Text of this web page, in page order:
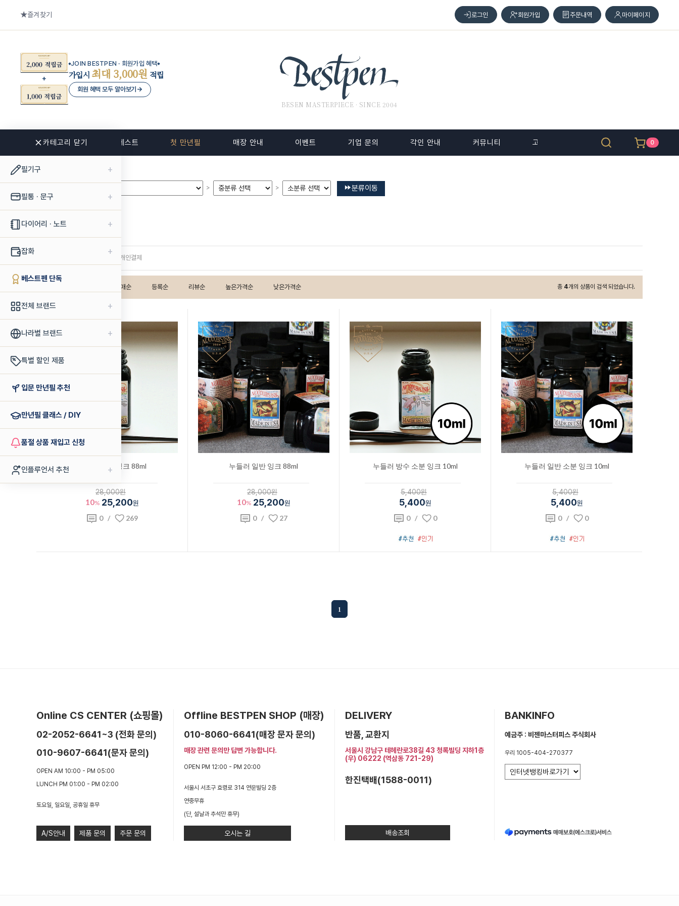
즐겨찾기
JOIN BESTPEN · 회원가입 혜택
가입시 최대 3,000원 적립
회원 혜택 모두 알아보기 →
로그인 회원가입 주문내역 마이페이지
BESEN MASTERPIECE · SINCE 2004
카테고리 닫기
필기구 +
필통 · 문구 +
다이어리 · 노트 +
잡화 +
베스트펜 단독
전체 브랜드 +
나라별 브랜드 +
특별 할인 제품
입문 만년필 추천
만년필 클래스 / DIY
품절 상품 재입고 신청
인플루언서 추천 +
신상품 베스트 첫 만년필 매장 안내 이벤트 기업 문의 각인 안내 커뮤니티 고객 센터 0
> > 분류이동
누들러
· 개인결제
총 4개의 상품이 검색 되었습니다.
판매순 등록순 리뷰순 높은가격순 낮은가격순
누들러 방수 잉크 88ml
28,000원
10% 25,200원
0/ 269
누들러 일반 잉크 88ml
28,000원
10% 25,200원
0/ 27
누들러 방수 소분 잉크 10ml
5,400원
5,400원
0/ 0
누들러 일반 소분 잉크 10ml
5,400원
5,400원
0/ 0
1
Online CS CENTER (쇼핑몰)
02-2052-6641~3 (전화 문의)
010-9607-6641(문자 문의)
OPEN AM 10:00 - PM 05:00
LUNCH PM 01:00 - PM 02:00
토요일, 일요일, 공휴일 휴무
A/S안내 제품 문의 주문 문의
Offline BESTPEN SHOP (매장)
010-8060-6641(매장 문자 문의)
매장 관련 문의만 답변 가능합니다.
OPEN PM 12:00 - PM 20:00
서울시 서초구 효령로 314 연운빌딩 2층
연중무휴
(단, 설날과 추석만 휴무)
오시는 길
DELIVERY
반품, 교환지
서울시 강남구 테헤란로38길 43 청록빌딩 지하1층
(우) 06222 (역삼동 721-29)
한진택배(1588-0011)
배송조회
BANKINFO
예금주 : 비젠마스터피스 주식회사
우리 1005-404-270377